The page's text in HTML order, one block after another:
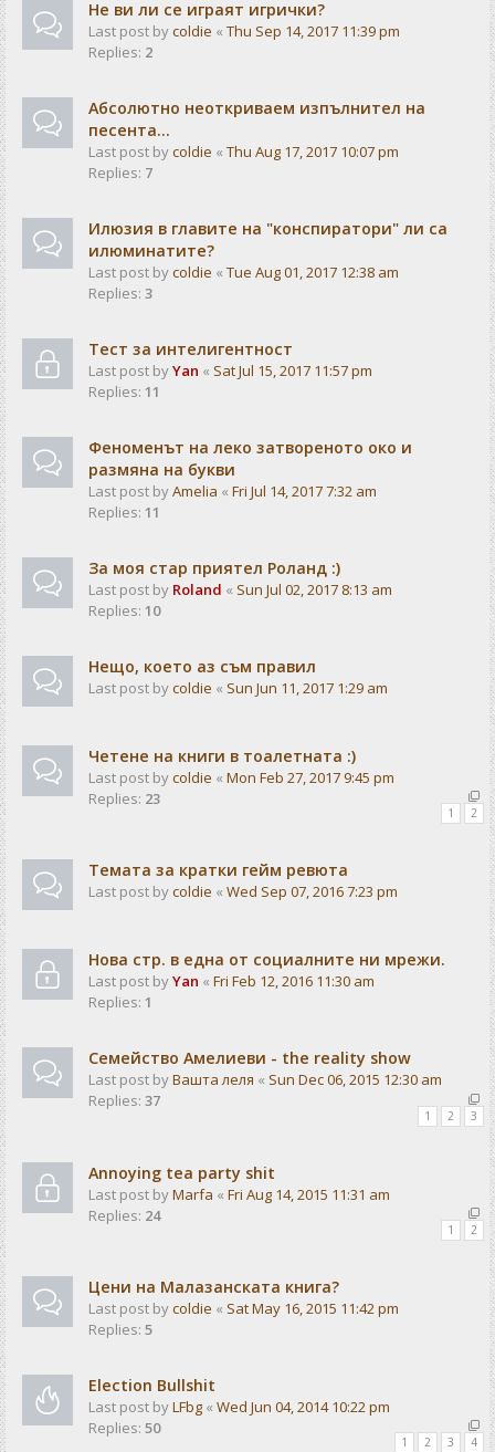
Не ви ли се играят игрички?
Last post bycoldie « Thu Sep 14, 2017 11:39 pm
Replies: 2
Абсолютно неоткриваем изпълнител на
песента...
Last post bycoldie « Thu Aug 17, 2017 10:07 pm
Replies: 7
Илюзия в главите на "конспиратори" ли са
илюминатите?
Last post bycoldie « Tue Aug 01, 2017 12:38 am
Replies: 3
Тест за интелигентност
Last post byYan « Sat Jul 15, 2017 11:57 pm
Replies: 11
Феноменът на леко затвореното око и
размяна на букви
Last post byAmelia « Fri Jul 14, 2017 7:32 am
Replies: 11
За моя стар приятел Роланд :)
Last post by Roland « Sun Jul 02, 2017 8:13 am
Replies: 10
Нещо, което аз съм правил
Last post bycoldie « Sun Jun 11, 2017 1:29 am
Четене на книги в тоалетната :)
Last post bycoldie « Mon Feb 27, 2017 9:45 pm
Replies: 23
1 2
Темата за кратки гейм ревюта
Last post bycoldie « Wed Sep 07, 2016 7:23 pm
Нова стр. в една от социалните ни мрежи.
Last post byYan « Fri Feb 12, 2016 11:30 am
Replies: 1
Семейство Амелиеви - the reality show
Last post byВашта леля « Sun Dec 06, 2015 12:30 am
Replies: 37
1 2 3
Annoying tea party shit
Last post byMarfa « Fri Aug 14, 2015 11:31 am
Replies: 24
1 2
Цени на Малазанската книга?
Last post bycoldie « Sat May 16, 2015 11:42 pm
Replies: 5
Election Bullshit
Last post byLFbg « Wed Jun 04, 2014 10:22 pm
Replies: 50
1 2 3 4